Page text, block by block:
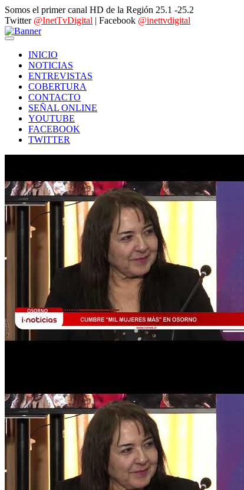
Somos el primer canal HD de la Región 25.1 -25.2
Twitter @InetTvDigital | Facebook @inettvdigital
INICIO
NOTICIAS
ENTREVISTAS
COBERTURA
CONTACTO
SEÑAL ONLINE
YOUTUBE
FACEBOOK
TWITTER